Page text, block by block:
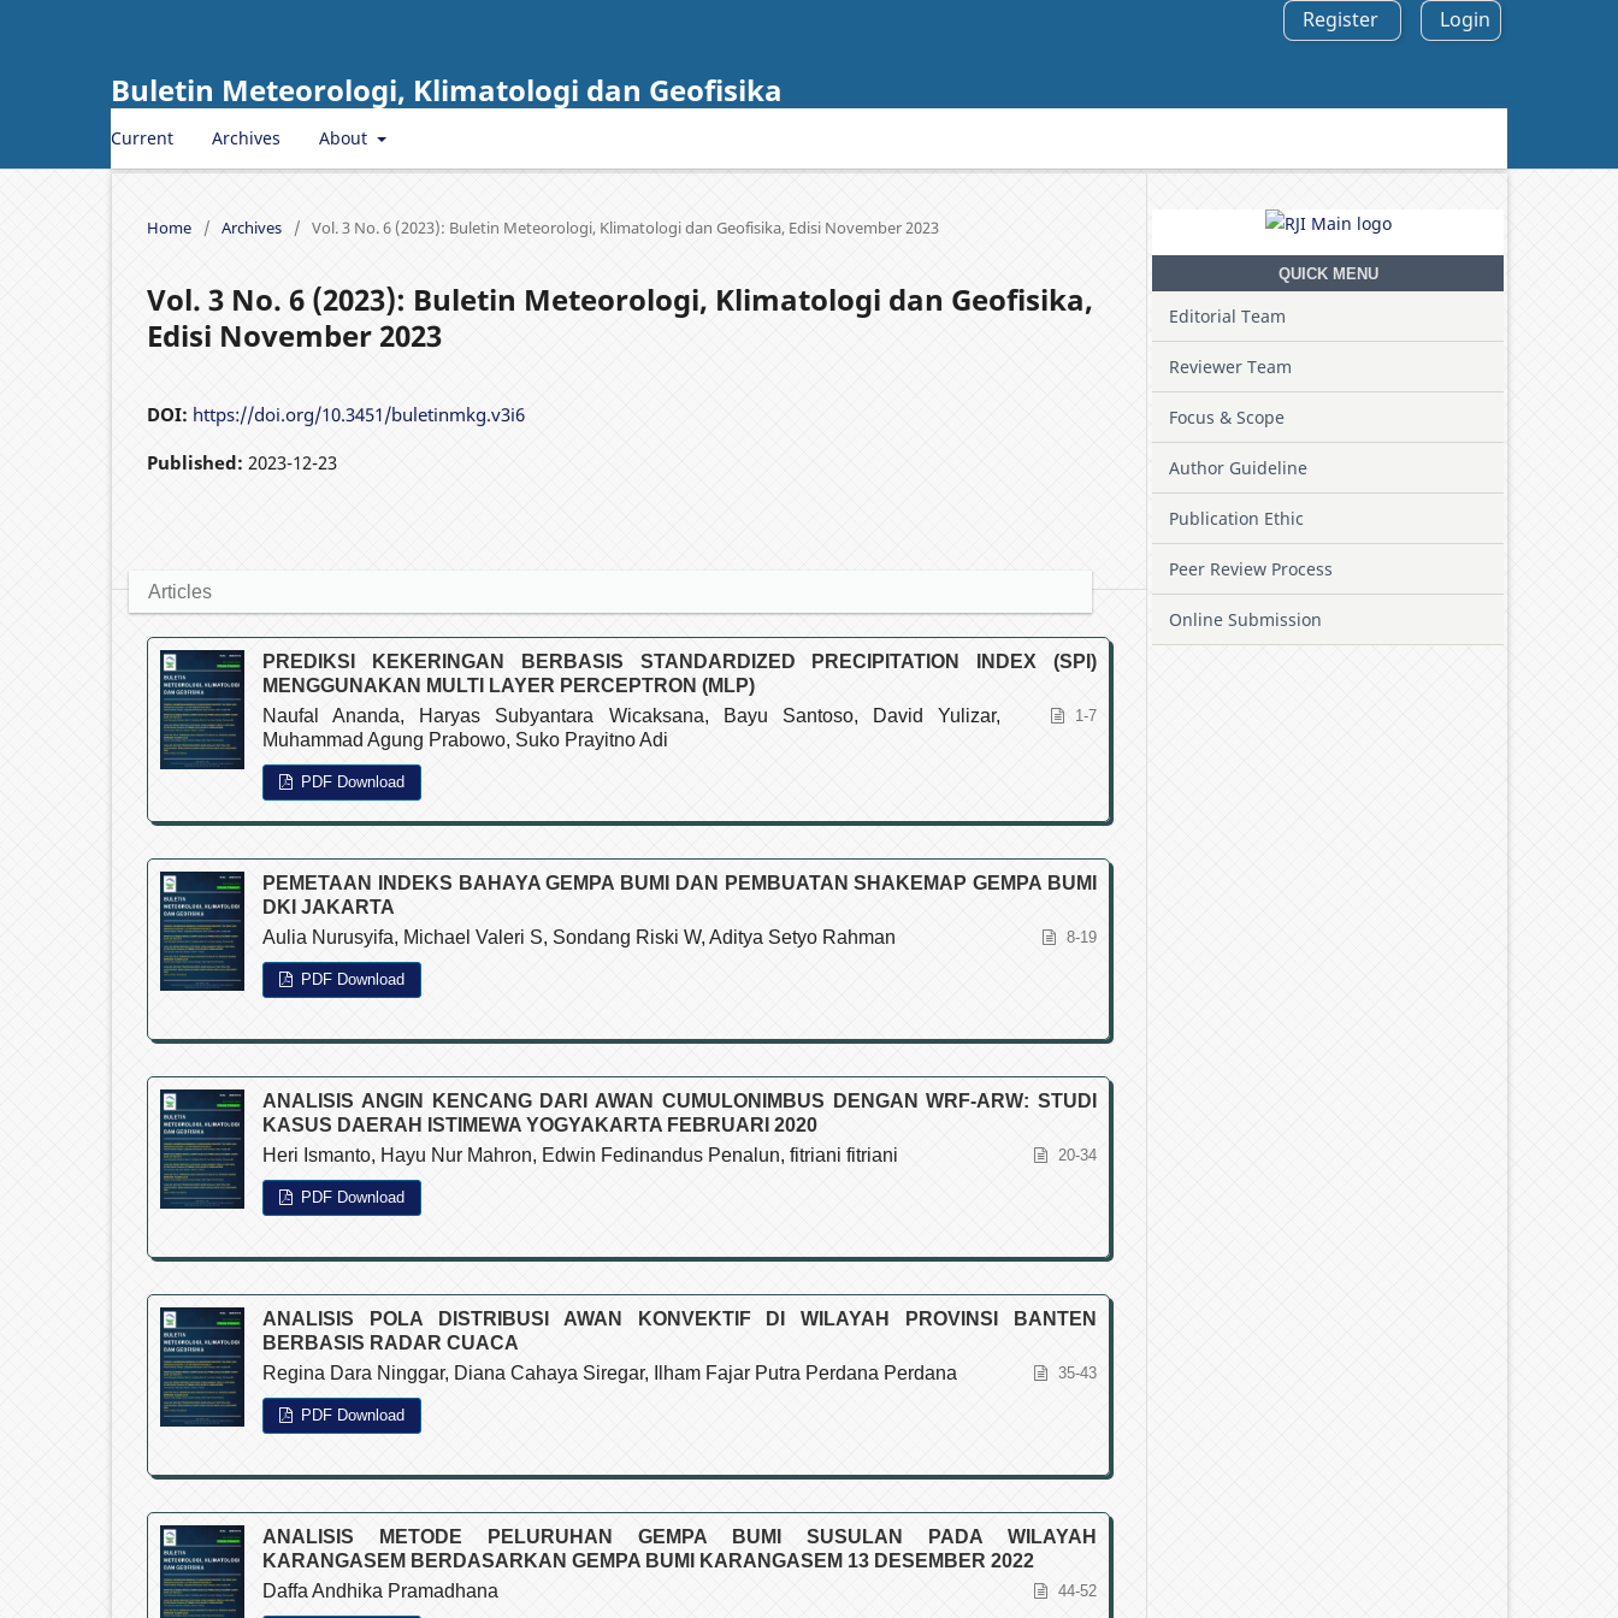
Buletin Meteorologi, Klimatologi dan Geofisika
Current Archives About
Register Login
Home / Archives / Vol. 3 No. 6 (2023): Buletin Meteorologi, Klimatologi dan Geofisika, Edisi November 2023
Vol. 3 No. 6 (2023): Buletin Meteorologi, Klimatologi dan Geofisika,
Edisi November 2023
DOI: https://doi.org/10.3451/buletinmkg.v3i6
Published: 2023-12-23
Articles
PREDIKSI KEKERINGAN BERBASIS STANDARDIZED PRECIPITATION INDEX (SPI)
MENGGUNAKAN MULTI LAYER PERCEPTRON (MLP)
Naufal Ananda, Haryas Subyantara Wicaksana, Bayu Santoso, David Yulizar,
Muhammad Agung Prabowo, Suko Prayitno Adi
1-7
PDF Download
PEMETAAN INDEKS BAHAYA GEMPA BUMI DAN PEMBUATAN SHAKEMAP GEMPA BUMI
DKI JAKARTA
Aulia Nurusyifa, Michael Valeri S, Sondang Riski W, Aditya Setyo Rahman
8-19
PDF Download
ANALISIS ANGIN KENCANG DARI AWAN CUMULONIMBUS DENGAN WRF-ARW: STUDI
KASUS DAERAH ISTIMEWA YOGYAKARTA FEBRUARI 2020
Heri Ismanto, Hayu Nur Mahron, Edwin Fedinandus Penalun, fitriani fitriani
20-34
PDF Download
ANALISIS POLA DISTRIBUSI AWAN KONVEKTIF DI WILAYAH PROVINSI BANTEN
BERBASIS RADAR CUACA
Regina Dara Ninggar, Diana Cahaya Siregar, Ilham Fajar Putra Perdana Perdana
35-43
PDF Download
ANALISIS METODE PELURUHAN GEMPA BUMI SUSULAN PADA WILAYAH
KARANGASEM BERDASARKAN GEMPA BUMI KARANGASEM 13 DESEMBER 2022
Daffa Andhika Pramadhana
44-52
QUICK MENU
Editorial Team
Reviewer Team
Focus & Scope
Author Guideline
Publication Ethic
Peer Review Process
Online Submission